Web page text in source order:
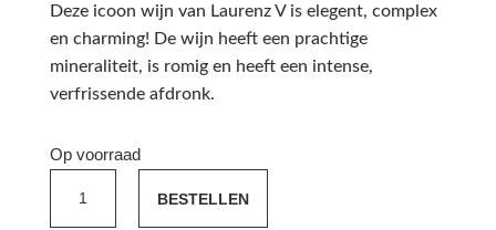
Deze icoon wijn van Laurenz V is elegent, complex
en charming! De wijn heeft een prachtige
mineraliteit, is romig en heeft een intense,
verfrissende afdronk.
Op voorraad
BESTELLEN